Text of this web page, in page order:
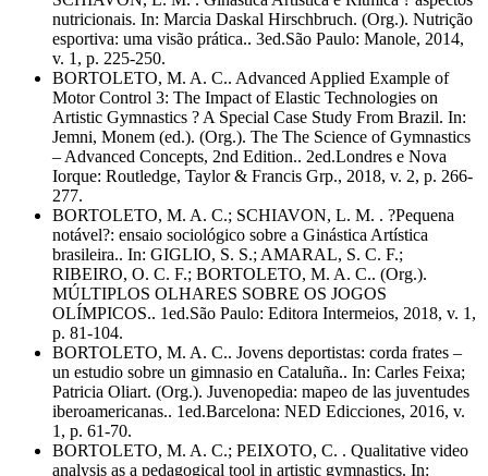
nutricionais. In: Marcia Daskal Hirschbruch. (Org.). Nutrição
esportiva: uma visão prática.. 3ed.São Paulo: Manole, 2014,
v. 1, p. 225-250.
BORTOLETO, M. A. C.. Advanced Applied Example of
Motor Control 3: The Impact of Elastic Technologies on
Artistic Gymnastics ? A Special Case Study From Brazil. In:
Jemni, Monem (ed.). (Org.). The The Science of Gymnastics
– Advanced Concepts, 2nd Edition.. 2ed.Londres e Nova
Iorque: Routledge, Taylor & Francis Grp., 2018, v. 2, p. 266-
277.
BORTOLETO, M. A. C.; SCHIAVON, L. M. . ?Pequena
notável?: ensaio sociológico sobre a Ginástica Artística
brasileira.. In: GIGLIO, S. S.; AMARAL, S. C. F.;
RIBEIRO, O. C. F.; BORTOLETO, M. A. C.. (Org.).
MÚLTIPLOS OLHARES SOBRE OS JOGOS
OLÍMPICOS.. 1ed.São Paulo: Editora Intermeios, 2018, v. 1,
p. 81-104.
BORTOLETO, M. A. C.. Jovens deportistas: corda frates –
un estudio sobre un gimnasio en Cataluña.. In: Carles Feixa;
Patricia Oliart. (Org.). Juvenopedia: mapeo de las juventudes
iberoamericanas.. 1ed.Barcelona: NED Edicciones, 2016, v.
1, p. 61-70.
BORTOLETO, M. A. C.; PEIXOTO, C. . Qualitative video
analysis as a pedagogical tool in artistic gymnastics. In: